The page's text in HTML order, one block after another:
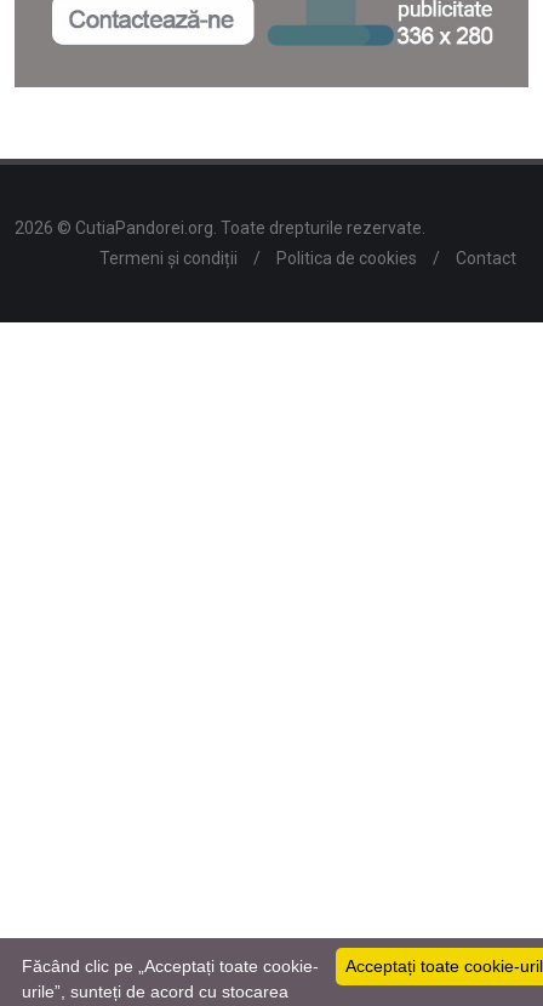
2026 © CutiaPandorei.org. Toate drepturile rezervate.
Termeni și condiții
/ Politica de cookies / Contact
Acceptați toate cookie-
Făcând clic pe „Acceptați toate cookie-
urile”, sunteți de acord cu stocarea